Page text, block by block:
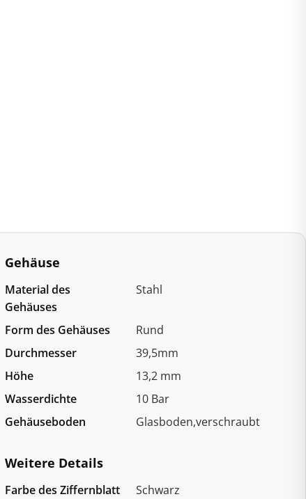
Gehäuse
Material des
Gehäuses
Stahl
Form des Gehäuses
Rund
Durchmesser
39,5mm
Höhe
13,2 mm
Wasserdichte
10 Bar
Gehäuseboden
Glasboden,verschraubt
Weitere Details
Farbe des Ziffernblatt
Schwarz